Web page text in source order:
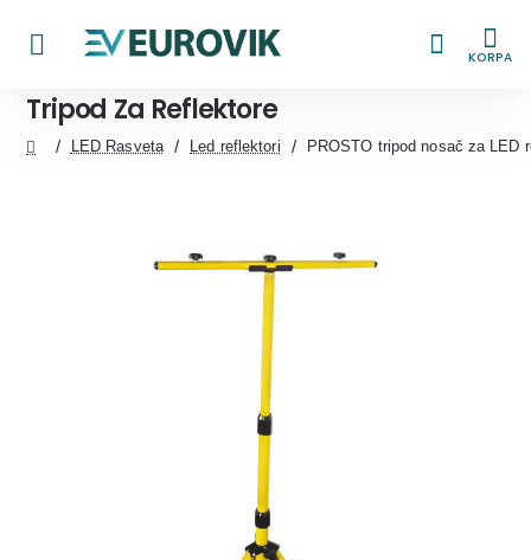
KORPA
Tripod Za Reflektore
LED Rasveta Led reflektori PROSTO tripod nosač za